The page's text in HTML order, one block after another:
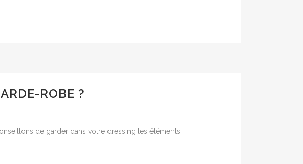
ROBE ?
de garder dans votre dressing les éléments